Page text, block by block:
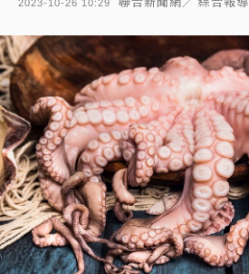
2023-10-26 10:29